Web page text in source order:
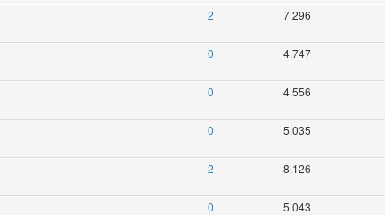
2 7.296
0 4.747
0 4.556
0 5.035
2 8.126
0 5.043